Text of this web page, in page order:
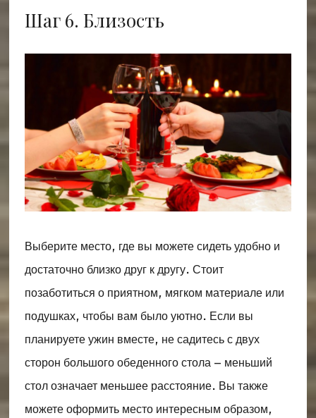
Шаг 6. Близость
Выберите место, где вы можете сидеть удобно и
достаточно близко друг к другу. Стоит
позаботиться о приятном, мягком материале или
подушках, чтобы вам было уютно. Если вы
планируете ужин вместе, не садитесь с двух
сторон большого обеденного стола – меньший
стол означает меньшее расстояние. Вы также
можете оформить место интересным образом,